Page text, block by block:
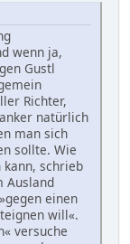
wenn ja,
Gustl
Richter,
natürlich
man sich
sollte. Wie
schrieb
Ausland
einen
will«.
versuche